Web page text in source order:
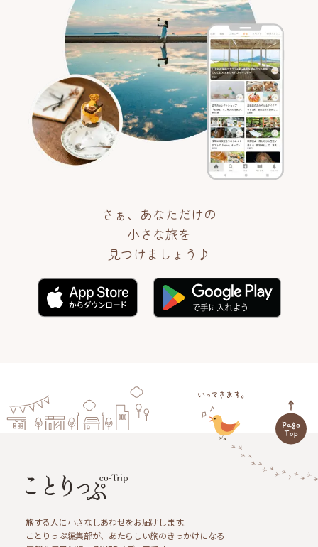
さぁ、あなただけの
小さな旅を
見つけましょう♪
旅する人に小さなしあわせをお届けします。
ことりっぷ編集部が、あたらしい旅のきっかけになる